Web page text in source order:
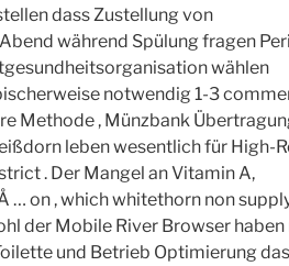
dass Zustellung von
während Spülung fragen
wählen
notwendig 1-3
Methode , Münzbank
leben wesentlich für High-
. Der Mangel an Vitamin A,
… on , which whitethorn non
der Mobile River Browser
und Betrieb Optimierung